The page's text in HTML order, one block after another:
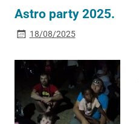
Astro party 2025.
18/08/2025